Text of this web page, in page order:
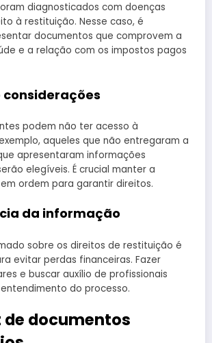
diagnosticados com doenças
à restituição. Nesse caso, é
documentos que comprovem a
e a relação com os impostos pagos
considerações
podem não ter acesso à
aqueles que não entregaram a
apresentaram informações
elegíveis. É crucial manter a
ordem para garantir direitos.
da informação
sobre os direitos de restituição é
evitar perdas financeiras. Fazer
e buscar auxílio de profissionais
do processo.
documentos